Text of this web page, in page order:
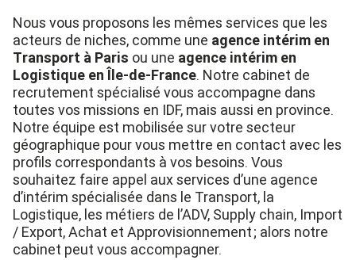
Nous vous proposons les mêmes services que les
acteurs de niches, comme une agence intérim en
Transport à Paris ou une agence intérim en
Logistique enÎle-de-France. Notre cabinet de
recrutement spécialisé vous accompagne dans
toutes vos missions en IDF, mais aussi en province.
Notre équipe est mobilisée sur votre secteur
géographique pour vous mettre en contact avec les
profils correspondants à vos besoins. Vous
souhaitez faire appel aux services d’une agence
d’intérim spécialisée dans le Transport, la
Logistique, les métiers de l’ADV, Supply chain, Import
/ Export,Achat et Approvisionnement ; alors notre
cabinet peut vous accompagner.